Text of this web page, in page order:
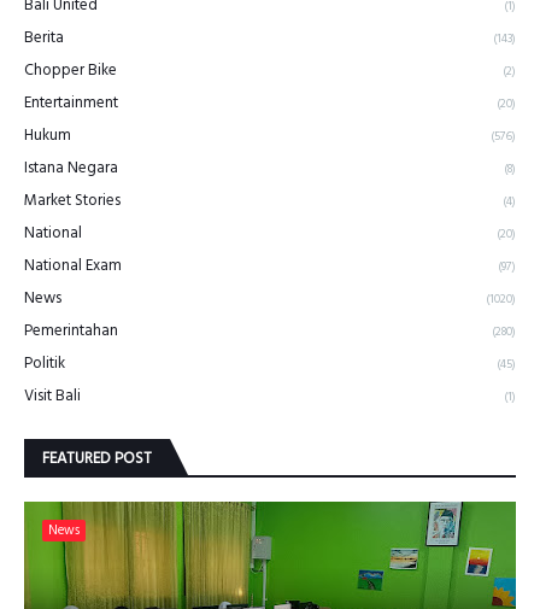
(1)
Berita (143)
Chopper Bike (2)
Entertainment (20)
Hukum (576)
Istana Negara (8)
Market Stories (4)
National (20)
National Exam (97)
News (1020)
Pemerintahan (280)
Politik (45)
Visit Bali (1)
FEATURED POST
News